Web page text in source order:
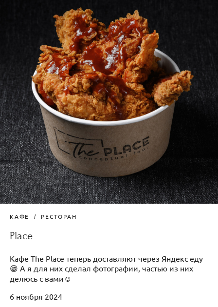
КАФЕ РЕСТОРАН
Place
Кафе The Place теперь доставляют через Яндекс еду
😁 А я для них сделал фотографии, частью из них
делюсь с вами☺
6 ноября 2024